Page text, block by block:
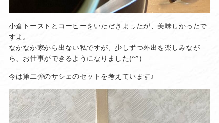
小倉トーストとコーヒーをいただきましたが、美味しかったで
すよ。
なかなか家から出ない私ですが、少しずつ外出を楽しみなが
ら、お仕事ができるようになりました(^^)
今は第二弾のサシェのセットを考えています♪